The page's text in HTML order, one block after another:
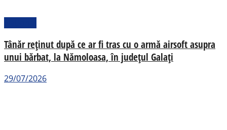
Tânăr reținut după ce ar fi tras cu o armă airsoft asupra
unui bărbat, la Nămoloasa, în județul Galați
29/07/2026